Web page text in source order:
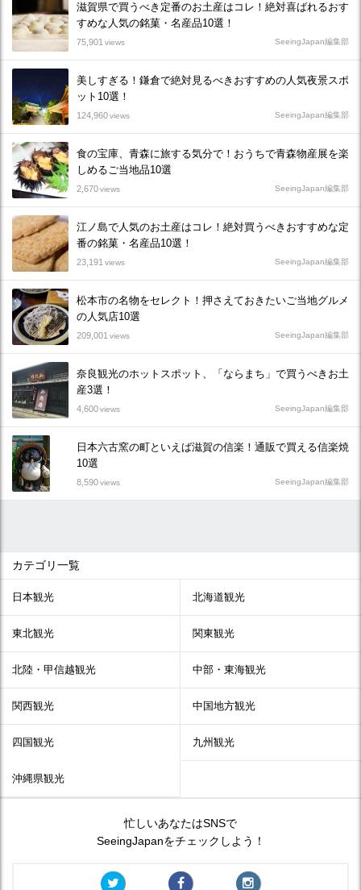
滋賀県で買うべき定番のお土産はコレ！絶対喜ばれるおす
すめな人気の銘菓・名産品10選！
75,901 views SeeingJapan編集部
美しすぎる！鎌倉で絶対見るべきおすすめの人気夜景スポ
ット10選！
124,960views SeeingJapan編集部
食の宝庫、青森に旅する気分で！おうちで青森物産展を楽
しめるご当地品10選
2,670views SeeingJapan編集部
江ノ島で人気のお土産はコレ！絶対買うべきおすすめな定
番の銘菓・名産品10選！
23,191 views SeeingJapan編集部
松本市の名物をセレクト！押さえておきたいご当地グルメ
の人気店10選
209,001 views SeeingJapan編集部
奈良観光のホットスポット、「ならまち」で買うべきお土
産3選！
4,600views SeeingJapan編集部
日本六古窯の町といえば滋賀の信楽！通販で買える信楽焼
10選
8,590views SeeingJapan編集部
カテゴリ一覧
日本観光 北海道観光
東北観光 関東観光
北陸・甲信越観光 中部・東海観光
関西観光 中国地方観光
四国観光 九州観光
沖縄県観光
忙しいあなたはSNSで
SeeingJapanをチェックしよう！